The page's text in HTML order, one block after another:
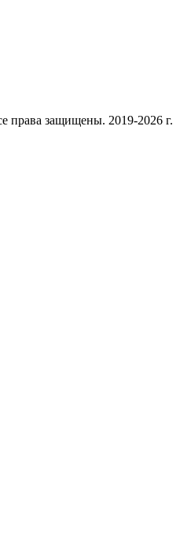
права защищены. 2019-2026 г.